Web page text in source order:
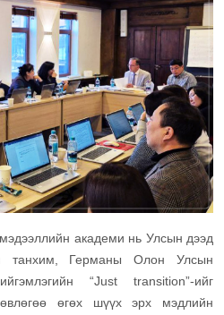
академи нь Улсын дээд
танхим, Германы Олон Улсын
“Just transition”-ийг
өгөх шүүх эрх мэдлийн